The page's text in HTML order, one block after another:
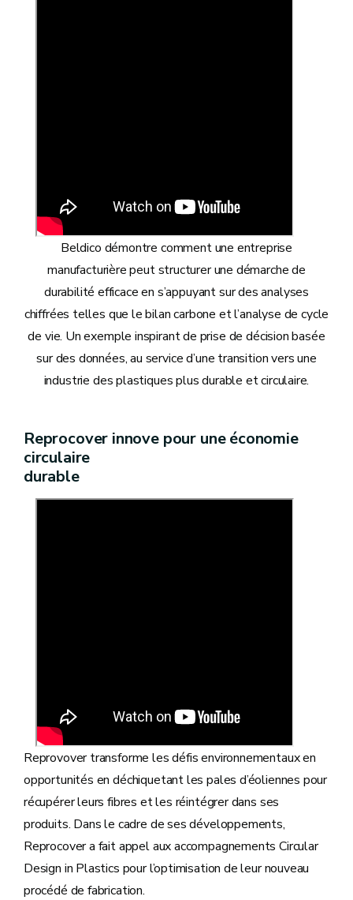
Beldico démontre comment une entreprise
manufacturière peut structurer une démarche de
durabilité efficace en s’appuyant sur des analyses
chiffrées telles que le bilan carbone et l’analyse de cycle
de vie. Un exemple inspirant de prise de décision basée
sur des données, au service d’une transition vers une
industrie des plastiques plus durable et circulaire.
Reprocover innove pour une économie
circulaire
durable
Reprovover transforme les défis environnementaux en
opportunités en déchiquetant les pales d’éoliennes pour
récupérer leurs fibres et les réintégrer dans ses
produits. Dans le cadre de ses développements,
Reprocover a fait appel aux accompagnements Circular
Design in Plastics pour l’optimisation de leur nouveau
procédé de fabrication.